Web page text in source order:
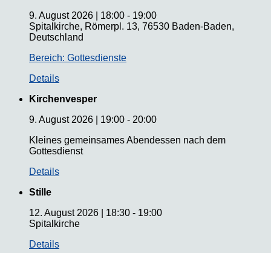
9. August 2026
18:00 - 19:00
Spitalkirche, Römerpl. 13, 76530 Baden-Baden,
Deutschland
Bereich: Gottesdienste
Details
Kirchenvesper
9. August 2026
19:00 - 20:00
Kleines gemeinsames Abendessen nach dem
Gottesdienst
Details
Stille
12. August 2026
18:30 - 19:00
Spitalkirche
Details